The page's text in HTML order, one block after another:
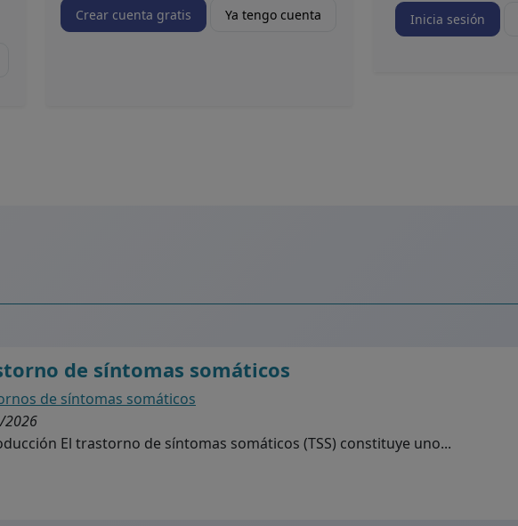
Crear cuenta gratis Ya tengo cuenta Inicia sesión
de síntomas somáticos
de síntomas somáticos
2026
El trastorno de síntomas somáticos (TSS) constituye uno...